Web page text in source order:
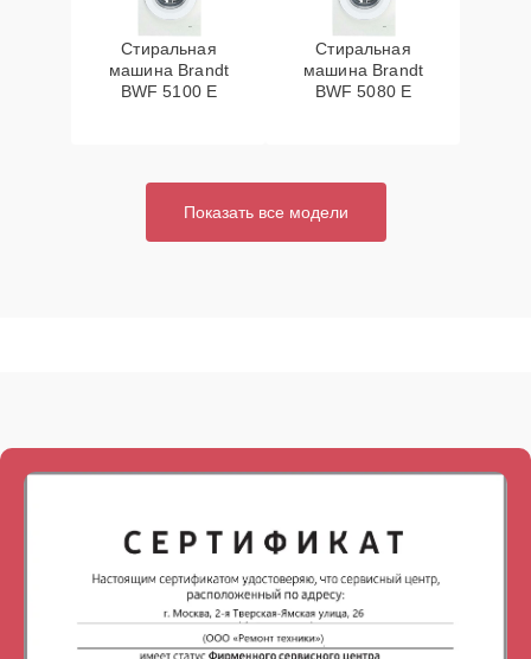
Стиральная
машина Brandt
BWF 5100 E
Стиральная
машина Brandt
BWF 5080 E
Показать все модели